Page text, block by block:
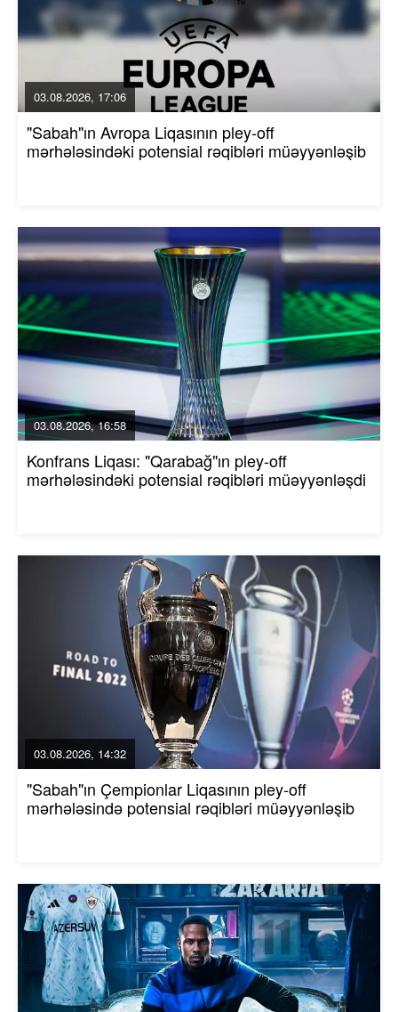
03.08.2026, 17:06
"Sabah"ın Avropa Liqasının pley-off
mərhələsindəki potensial rəqibləri müəyyənləşib
03.08.2026, 16:58
Konfrans Liqası: "Qarabağ"ın pley-off
mərhələsindəki potensial rəqibləri müəyyənləşdi
03.08.2026, 14:32
"Sabah"ın Çempionlar Liqasının pley-off
mərhələsində potensial rəqibləri müəyyənləşib